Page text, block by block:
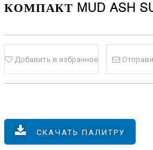
КОМПАКТ MUD ASH
Добавить в избранное
СКАЧАТЬ ПАЛИТРУ